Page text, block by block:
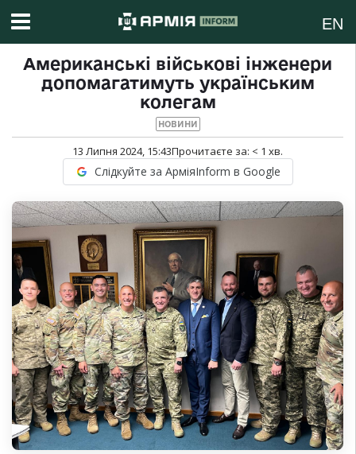
EN
Американські військові інженери
допомагатимуть українським
колегам
НОВИНИ
13 Липня 2024, 15:43Прочитаєте за: < 1 хв.
Слідкуйте за АрміяInform в Google